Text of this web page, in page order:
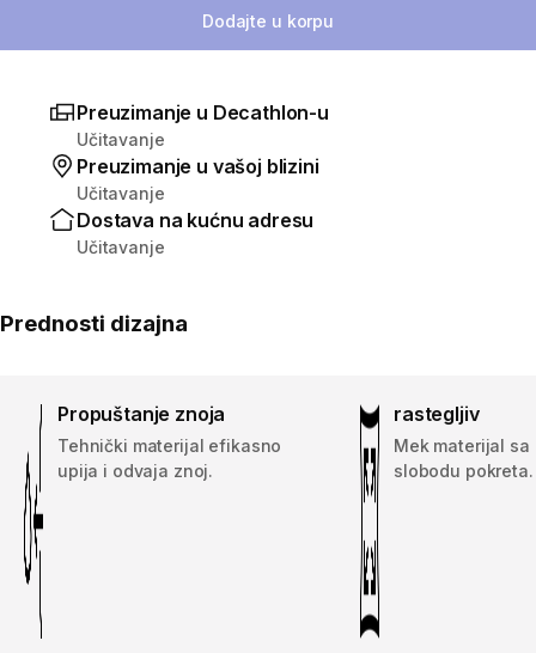
Dodajte u korpu
Preuzimanje u Decathlon-u
Učitavanje
Preuzimanje u vašoj blizini
Učitavanje
Dostava na kućnu adresu
Učitavanje
Prednosti dizajna
Propuštanje znoja
Tehnički materijal efikasno
upija i odvaja znoj.
rastegljiv
Mek materijal sa
slobodu pokreta.